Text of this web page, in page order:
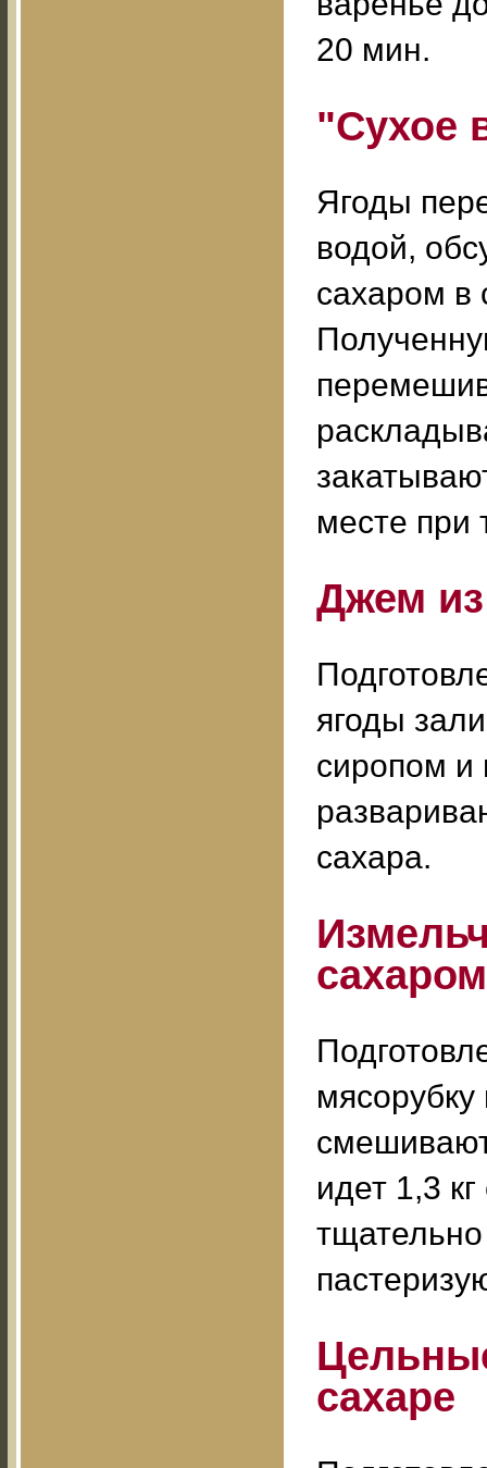
20 мин.
"Сухое
Ягоды
водой,
сахаром в
месте при
Джем
ягоды
сиропом и
сахара.
сахаром
идет 1,3
сахаре